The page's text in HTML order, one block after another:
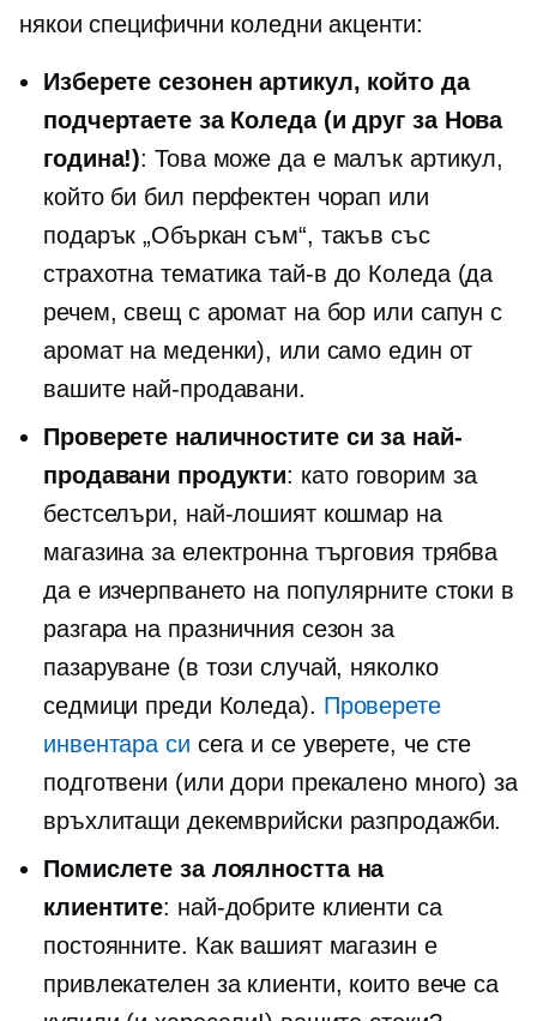
някои специфични коледни акценти:
Изберете сезонен артикул, който да
подчертаете за Коледа (и друг за Нова
година!): Това може да е малък артикул,
който би бил перфектен чорап или
подарък „Объркан съм“, такъв със
страхотна тематикатай-в до Коледа (да
речем, свещ с аромат на бор или сапун с
аромат на меденки), или само един от
вашите най-продавани.
Проверете наличностите си за най-
продавани продукти: като говорим за
бестселъри, най-лошият кошмар на
магазина за електронна търговия трябва
да е изчерпването на популярните стоки в
разгара на празничния сезон за
пазаруване (в този случай, няколко
седмици преди Коледа). Проверете
инвентара си сега и се уверете, че сте
подготвени (или дори прекалено много) за
връхлитащи декемврийски разпродажби.
Помислете за лоялността на
клиентите: най-добрите клиенти са
постоянните. Как вашият магазин е
привлекателен за клиенти, които вече са